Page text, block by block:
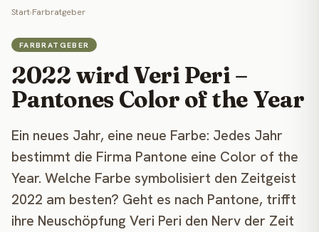
Start›Farbratgeber
FARBRATGEBER
2022 wird Veri Peri –
Pantones Color of the Year
Ein neues Jahr, eine neue Farbe: Jedes Jahr
bestimmt die Firma Pantone eine Color of the
Year. Welche Farbe symbolisiert den Zeitgeist
2022 am besten? Geht es nach Pantone, trifft
ihre Neuschöpfung Veri Peri den Nerv der Zeit